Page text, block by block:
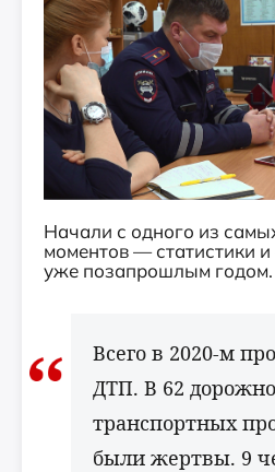
Начали с одного из
моментов — статистики и
уже позапрошлым годом.
Всего в 2020-м
ДТП. В 62
транспортных
были жертвы. 9